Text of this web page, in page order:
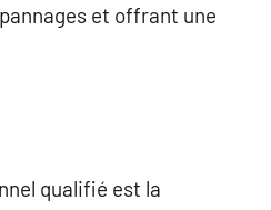
et offrant une
qualifié est la